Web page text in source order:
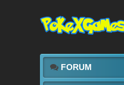
FORUM